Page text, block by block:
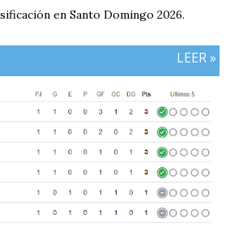
en Santo Domingo 2026.
LEER »